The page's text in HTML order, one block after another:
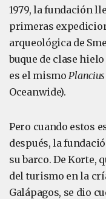
1979, la fundación
primeras
arqueológica de
buque de clase
es el mismoPlancius
Oceanwide).
Pero cuando estos
después, la
su barco. De Korte,
del turismo en la
Galápagos, se dio